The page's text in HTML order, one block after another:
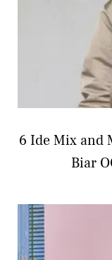
6 Ide Mix and
Biar